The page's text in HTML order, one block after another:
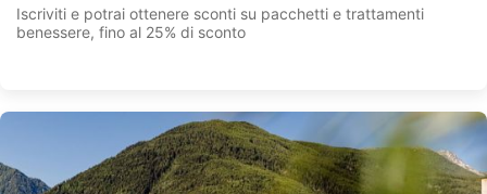
Iscriviti e potrai ottenere sconti su pacchetti e trattamenti
benessere, fino al 25% di sconto